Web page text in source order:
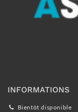
INFORMATIONS
Bientôt disponible